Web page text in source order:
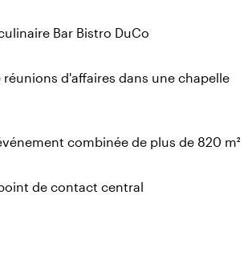
Bar Bistro DuCo
d'affaires dans une chapelle
combinée de plus de 820 m²
de contact central